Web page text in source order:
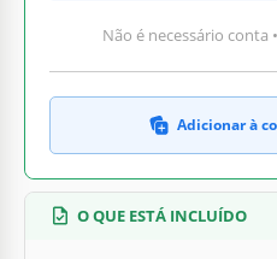
Não é necessário
Adicionar à
O QUE ESTÁ INCLUÍDO